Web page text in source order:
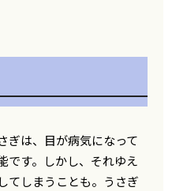
ぎは、目が病気になって
です。しかし、それゆえ
てしまうことも。うさぎ